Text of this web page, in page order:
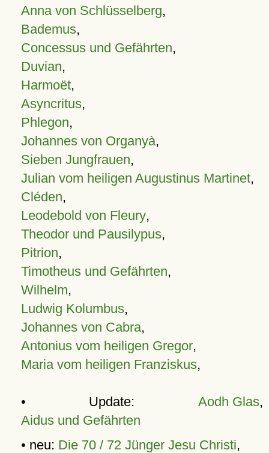
Anna von Schlüsselberg,
Bademus,
Concessus und Gefährten,
Duvian,
Harmoët,
Asyncritus,
Phlegon,
Johannes von Organyà,
Sieben Jungfrauen,
Julian vom heiligen Augustinus Martinet,
Cléden,
Leodebold von Fleury,
Theodor und Pausilypus,
Pitrion,
Timotheus und Gefährten,
Wilhelm,
Ludwig Kolumbus,
Johannes von Cabra,
Antonius vom heiligen Gregor,
Maria vom heiligen Franziskus,
• Update: Aodh Glas,
Aidus und Gefährten
• neu: Die 70 / 72 Jünger Jesu Christi,